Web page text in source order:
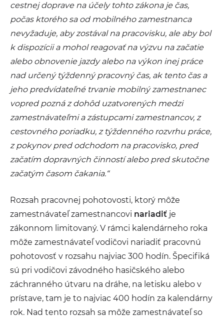
cestnej doprave na účely tohto zákona je čas,
počas ktorého sa od mobilného zamestnanca
nevyžaduje, aby zostával na pracovisku, ale aby bol
k dispozícii a mohol reagovať na výzvu na začatie
alebo obnovenie jazdy alebo na výkon inej práce
nad určený týždenný pracovný čas, ak tento čas a
jeho predvídateľné trvanie mobilný zamestnanec
vopred pozná z dohôd uzatvorených medzi
zamestnávateľmi a zástupcami zamestnancov, z
cestovného poriadku, z týždenného rozvrhu práce,
z pokynov pred odchodom na pracovisko, pred
začatím dopravných činností alebo pred skutočne
začatým časom čakania.“
Rozsah pracovnej pohotovosti, ktorý môže
zamestnávateľ zamestnancovi nariadiť je
zákonnom limitovaný. V rámci kalendárneho roka
môže zamestnávateľ vodičovi nariadiť pracovnú
pohotovosť v rozsahu najviac 300 hodín. Špecifiká
sú pri vodičovi závodného hasičského alebo
záchranného útvaru na dráhe, na letisku alebo v
prístave, tam je to najviac 400 hodín za kalendárny
rok. Nad tento rozsah sa môže zamestnávateľ so